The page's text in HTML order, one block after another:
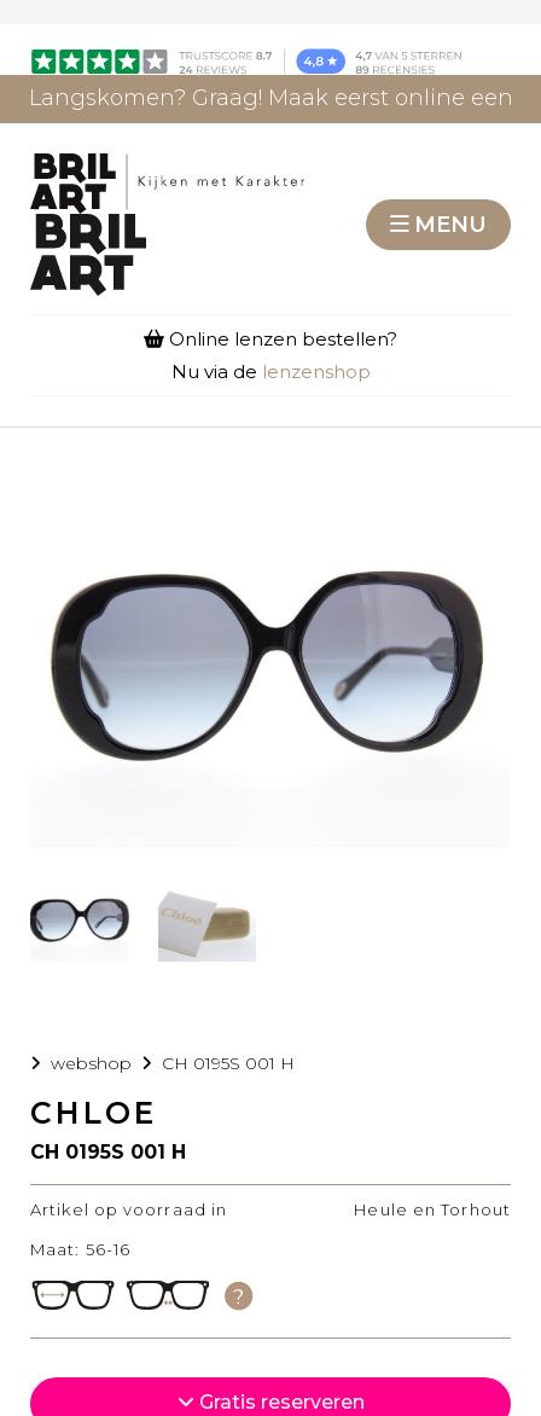
Langskomen? Graag! Maak eerst online een
MENU
Online lenzen bestellen?
Nu via de lenzenshop
webshop CH 0195S 001 H
CHLOE
CH 0195S 001 H
Artikel op voorraad in Heule en Torhout
Maat: 56-16
Gratis reserveren